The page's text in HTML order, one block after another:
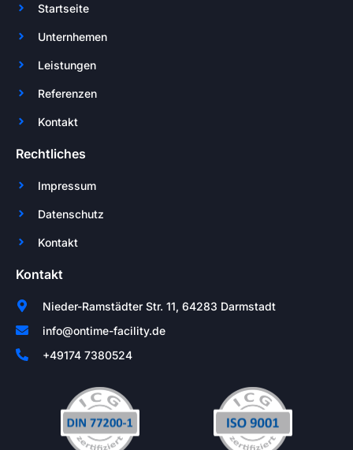
Startseite
Unternhemen
Leistungen
Referenzen
Kontakt
Rechtliches
Impressum
Datenschutz
Kontakt
Kontakt
Nieder-Ramstädter Str. 11, 64283 Darmstadt
info@ontime-facility.de
+49174 7380524